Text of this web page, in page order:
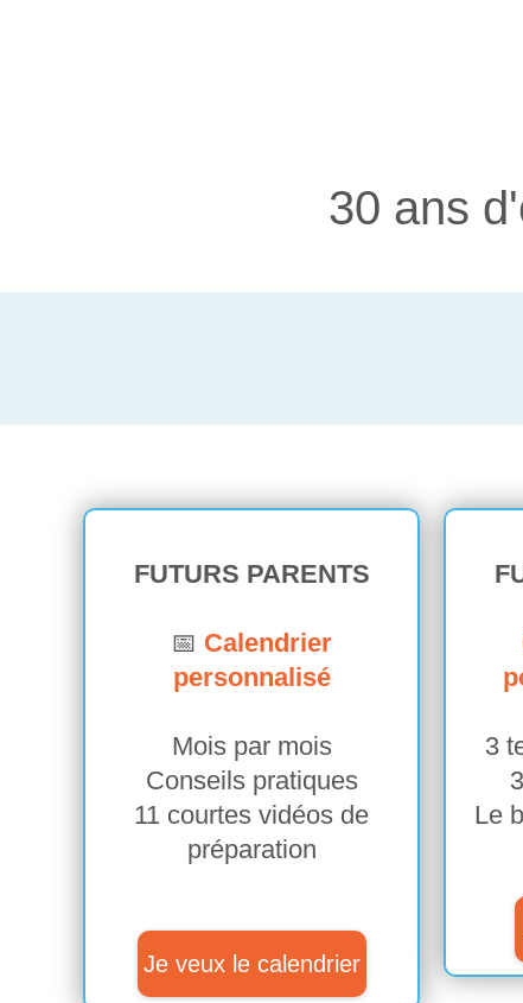
30 ans
FUTURS PARENTS
📅 Calendrier
personnalisé
Mois par mois
Conseils pratiques
11 courtes vidéos de
préparation
Je veux le calendrier
3
Le